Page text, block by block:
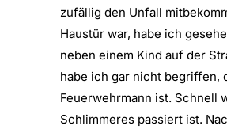
zufällig den Unfall
Haustür war, habe ich
neben einem Kind auf der
habe ich gar nicht begriffen,
Feuerwehrmann ist. Schnell
Schlimmeres passiert ist.